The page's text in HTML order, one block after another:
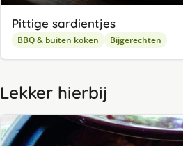
Pittige sardientjes
BBQ & buiten koken Bijgerechten
Lekker hierbij